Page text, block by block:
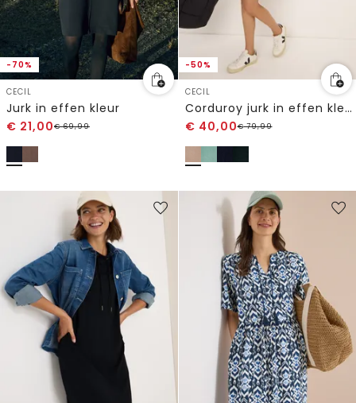
-70%
CECIL
Jurk in effen kleur
€ 21,00€69,99
-50%
CECIL
Corduroy jurk in effen kleur
€ 40,00€79,99